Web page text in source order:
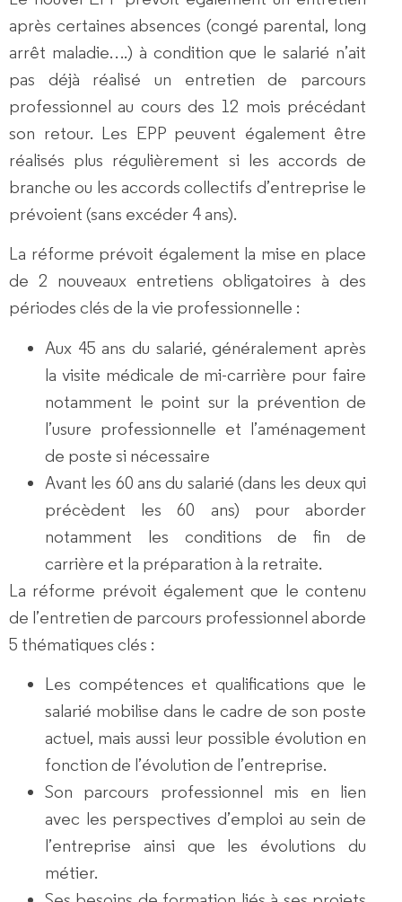
après certaines absences (congé parental, long
arrêt maladie….) à condition que le salarié n’ait
pas déjà réalisé un entretien de parcours
professionnel au cours des 12 mois précédant
son retour. Les EPP peuvent également être
réalisés plus régulièrement si les accords de
branche ou les accords collectifs d’entreprise le
prévoient (sans excéder 4 ans).
La réforme prévoit également la mise en place
de 2 nouveaux entretiens obligatoires à des
périodes clés de la vie professionnelle :
Aux 45 ans du salarié, généralement après
la visite médicale de mi-carrière pour faire
notamment le point sur la prévention de
l’usure professionnelle et l’aménagement
de poste si nécessaire
Avant les 60 ans du salarié (dans les deux qui
précèdent les 60 ans) pour aborder
notamment les conditions de fin de
carrière et la préparation à la retraite.
La réforme prévoit également que le contenu
de l’entretien de parcours professionnel aborde
5 thématiques clés :
Les compétences et qualifications que le
salarié mobilise dans le cadre de son poste
actuel, mais aussi leur possible évolution en
fonction de l’évolution de l’entreprise.
Son parcours professionnel mis en lien
avec les perspectives d’emploi au sein de
l’entreprise ainsi que les évolutions du
métier.